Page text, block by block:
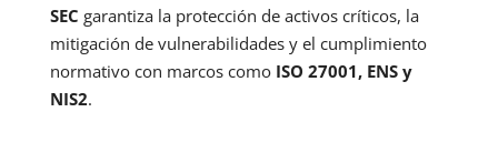
SEC garantiza la protección de activos críticos, la
mitigación de vulnerabilidades y el cumplimiento
normativo con marcos como ISO 27001, ENS y
NIS2.